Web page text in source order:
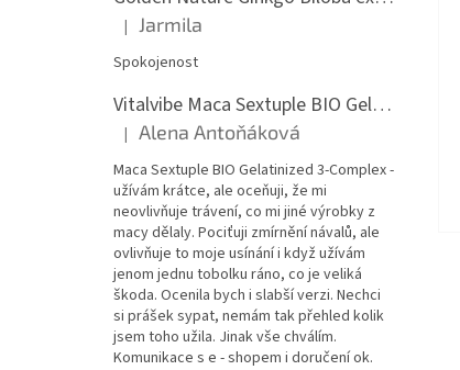
Hodnocení produktu je 5 z 5 hvězdiček.
| Jarmila
Spokojenost
Vitalvibe Maca Sextuple BIO Gelatinized 3-Complex, 60 kapslí
Hodnocení produktu je 5 z 5 hvězdiček.
| Alena Antoňáková
Maca Sextuple BIO Gelatinized 3-Complex -
užívám krátce, ale oceňuji, že mi
neovlivňuje trávení, co mi jiné výrobky z
macy dělaly. Pociťuji zmírnění návalů, ale
ovlivňuje to moje usínání i když užívám
jenom jednu tobolku ráno, co je veliká
škoda. Ocenila bych i slabší verzi. Nechci
si prášek sypat, nemám tak přehled kolik
jsem toho užila. Jinak vše chválím.
Komunikace s e - shopem i doručení ok.